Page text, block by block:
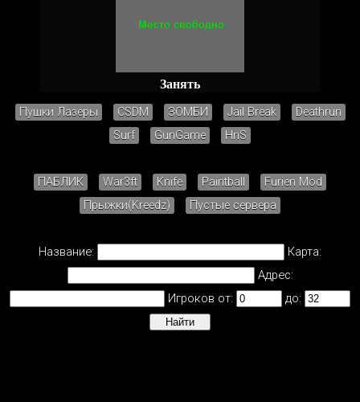
Занять
Пушки Лазеры CSDM ЗОМБИ Jail Break
Deathrun
Surf
GunGame HnS
ПАБЛИК War3ft Knife Paintball
Furien Mod
Прыжки(Kreedz)
Пустые сервера
Название:
Карта:
Адрес:
Игроков от:
до: